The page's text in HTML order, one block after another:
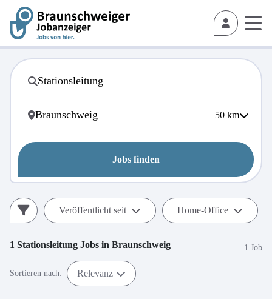
50 km
Jobs finden
Veröffentlicht seit Home-Office
1 Stationsleitung Jobs in Braunschweig 1 Job
Sortieren nach: Relevanz